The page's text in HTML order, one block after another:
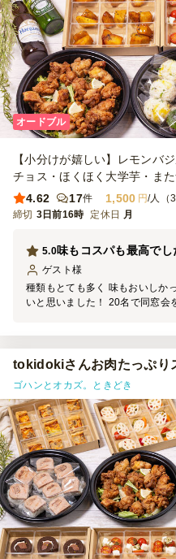
オードブル
【小分けが嬉しい】レモンバ
チョス・ほくほく大学芋・ま
4.62
17件 1,500 円/人（
締切 3日前16時 定休日 月
味もコスパも最高でし
5.0
ゲスト 様
種類もとても多く 味もおいしか
いと思いました！ 20名で同窓会
た！ 全部がひとつずつ分けられ
べやすかったです！
tokidokiさんお肉たっぷり
ゴハンとオカズ。ときどき